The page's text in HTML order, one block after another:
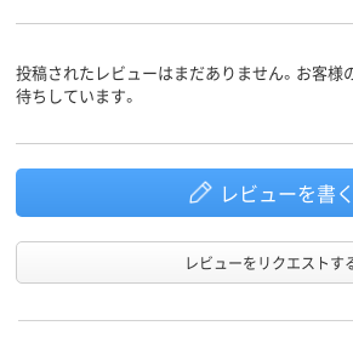
投稿されたレビューはまだありません。お客様
待ちしています。
レビューを書く
レビューをリクエストす